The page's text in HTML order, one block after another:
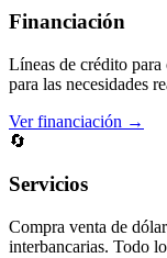
Financiación
Líneas de crédito
para las necesidades
Ver financiación →
🔄
Servicios
Compra venta de
interbancarias. Todo